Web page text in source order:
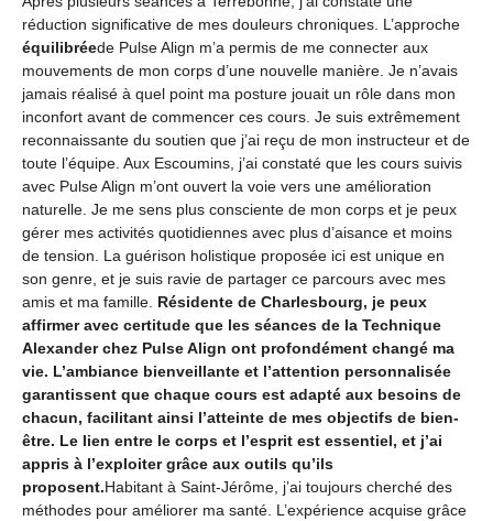
réduction significative de mes douleurs chroniques. L’approche
équilibréede Pulse Align m’a permis de me connecter aux
mouvements de mon corps d’une nouvelle manière. Je n’avais
jamais réalisé à quel point ma posture jouait un rôle dans mon
inconfort avant de commencer ces cours. Je suis extrêmement
reconnaissante du soutien que j’ai reçu de mon instructeur et de
toute l’équipe. Aux Escoumins, j’ai constaté que les cours suivis
avec Pulse Align m’ont ouvert la voie vers une amélioration
naturelle. Je me sens plus consciente de mon corps et je peux
gérer mes activités quotidiennes avec plus d’aisance et moins
de tension. La guérison holistique proposée ici est unique en
son genre, et je suis ravie de partager ce parcours avec mes
amis et ma famille. Résidente de Charlesbourg, je peux
affirmer avec certitude que les séances de la Technique
Alexander chez Pulse Align ont profondément changé ma
vie. L’ambiance bienveillante et l’attention personnalisée
garantissent que chaque cours est adapté aux besoins de
chacun, facilitant ainsi l’atteinte de mes objectifs de bien-
être. Le lien entre le corps et l’esprit est essentiel, et j’ai
appris à l’exploiter grâce aux outils qu’ils
proposent.Habitant à Saint-Jérôme, j’ai toujours cherché des
méthodes pour améliorer ma santé. L’expérience acquise grâce